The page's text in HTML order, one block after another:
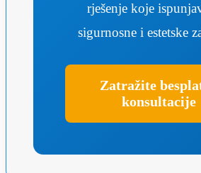
rješenje koje
sigurnosne i estetske
Zatražite
konsultacije